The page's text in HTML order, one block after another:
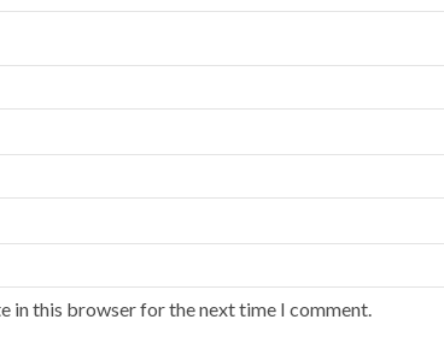
in this browser for the next time I comment.